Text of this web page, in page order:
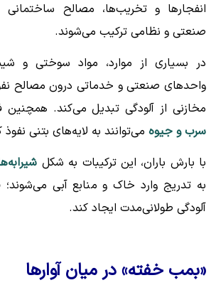
انفجارها و تخریب‌ها، مصالح ساختمانی
صنعتی و نظامی ترکیب می‌شوند.
در بسیاری از موارد، مواد سوختی و
واحدهای صنعتی و خدماتی درون مصالح
مخازنی از آلودگی تبدیل می‌کند. همچنین
سرب و جیوه می‌توانند به لایه‌های بتنی نفوذ
با بارش باران، این ترکیبات به شکل
به تدریج وارد خاک و منابع آبی می‌شوند؛
آلودگی طولانی‌مدت ایجاد کند.
«بمب خفته» در میان آوارها